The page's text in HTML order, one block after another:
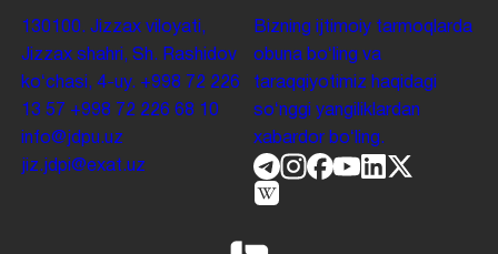
130100. Jizzax viloyati,
Jizzax shahri, Sh. Rashidov
koʻchasi, 4-uy. +998 72 226
13 57 +998 72 226 68 10
info@jdpu.uz
jiz.jdpi@exat.uz
Bizning ijtimoiy tarmoqlarda
obuna boʻling va
taraqqiyotimiz haqidagi
soʻnggi yangiliklardan
xabardor boʻling.